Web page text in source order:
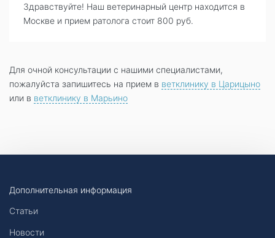
Здравствуйте! Наш ветеринарный центр находится в
Москве и прием ратолога стоит 800 руб.
Для очной консультации с нашими специалистами,
пожалуйста запишитесь на прием в ветклинику в Царицыно
или в ветклинику в Марьино
Дополнительная информация
Статьи
Новости